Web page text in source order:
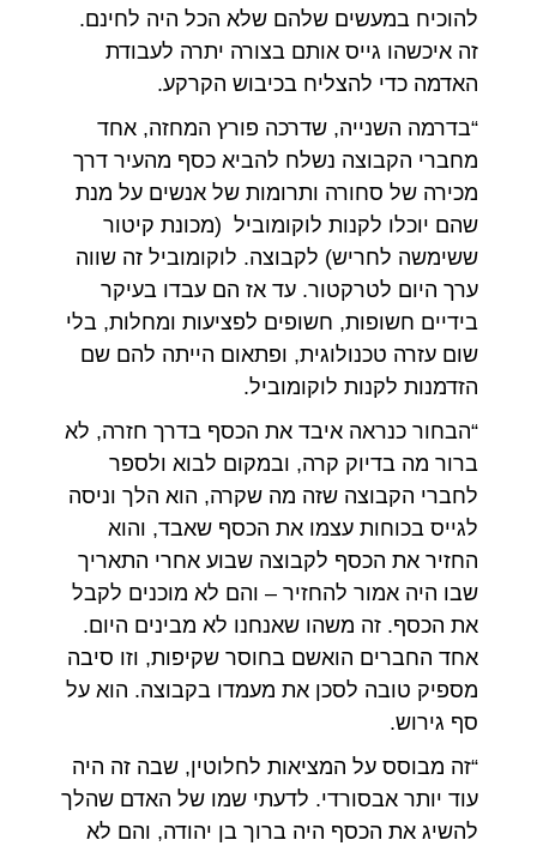
להוכיח במעשים שלהם שלא הכל היה לחינם.
זה איכשהו גייס אותם בצורה יתרה לעבודת
האדמה כדי להצליח בכיבוש הקרקע.
“בדרמה השנייה, שדרכה פורץ המחזה, אחד
מחברי הקבוצה נשלח להביא כסף מהעיר דרך
מכירה של סחורה ותרומות של אנשים על מנת
שהם יוכלו לקנות לוקומוביל (מכונת קיטור
ששימשה לחריש) לקבוצה. לוקומוביל זה שווה
ערך היום לטרקטור. עד אז הם עבדו בעיקר
בידיים חשופות, חשופים לפציעות ומחלות, בלי
שום עזרה טכנולוגית, ופתאום הייתה להם שם
הזדמנות לקנות לוקומוביל.
“הבחור כנראה איבד את הכסף בדרך חזרה, לא
ברור מה בדיוק קרה, ובמקום לבוא ולספר
לחברי הקבוצה שזה מה שקרה, הוא הלך וניסה
לגייס בכוחות עצמו את הכסף שאבד, והוא
החזיר את הכסף לקבוצה שבוע אחרי התאריך
שבו היה אמור להחזיר – והם לא מוכנים לקבל
את הכסף. זה משהו שאנחנו לא מבינים היום.
אחד החברים הואשם בחוסר שקיפות, וזו סיבה
מספיק טובה לסכן את מעמדו בקבוצה. הוא על
סף גירוש.
“זה מבוסס על המציאות לחלוטין, שבה זה היה
עוד יותר אבסורדי. לדעתי שמו של האדם שהלך
להשיג את הכסף היה ברוך בן יהודה, והם לא